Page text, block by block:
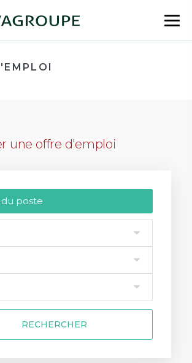
une offre d'emploi
RECHERCHER